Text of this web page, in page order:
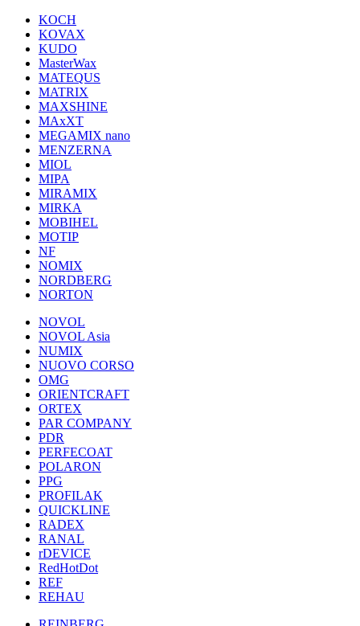
KOCH
KOVAX
KUDO
MasterWax
MATEQUS
MATRIX
MAXSHINE
MAxXT
MEGAMIX nano
MENZERNA
MIOL
MIPA
MIRAMIX
MIRKA
MOBIHEL
MOTIP
NF
NOMIX
NORDBERG
NORTON
NOVOL
NOVOL Asia
NUMIX
NUOVO CORSO
OMG
ORIENTCRAFT
ORTEX
PAR COMPANY
PDR
PERFECOAT
POLARON
PPG
PROFILAK
QUICKLINE
RADEX
RANAL
rDEVICE
RedHotDot
REF
REHAU